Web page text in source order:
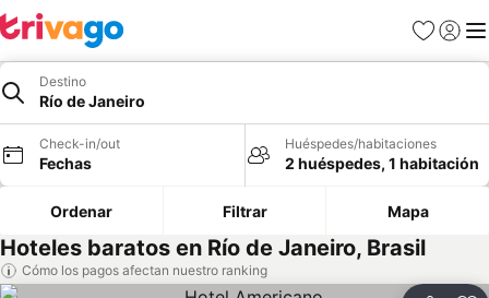
Favoritos
Iniciar
Destino
Río de Janeiro
Check-in/out
Fechas
Huéspedes/habitaciones
2 huéspedes, 1 habitación
Ordenar Filtrar Mapa
Hoteles baratos en Río de Janeiro, Brasil
Cómo los pagos afectan nuestro ranking